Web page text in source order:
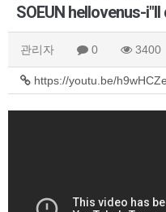
SOEUN hellovenus-
관리자 0 3400
https://youtu.be/